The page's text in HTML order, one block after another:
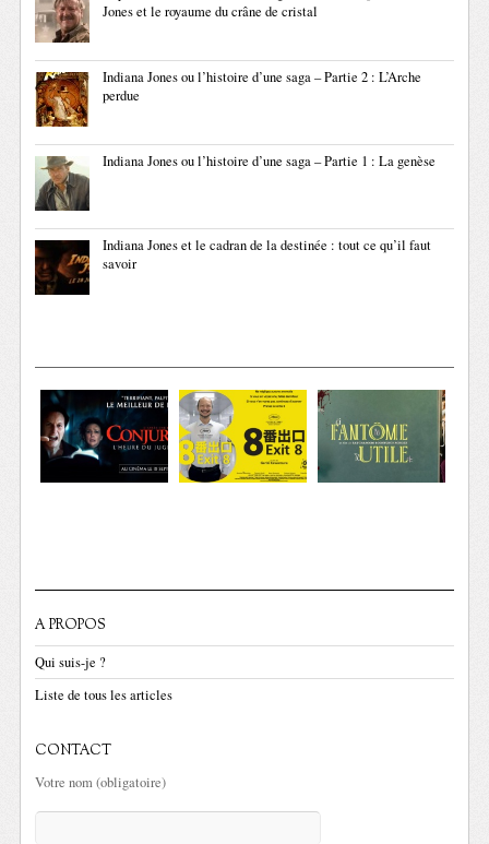
Jones et le royaume du crâne de cristal
Indiana Jones ou l’histoire d’une saga – Partie 2 : L’Arche
perdue
Indiana Jones ou l’histoire d’une saga – Partie 1 : La genèse
Indiana Jones et le cadran de la destinée : tout ce qu’il faut
savoir
A PROPOS
Qui suis-je ?
Liste de tous les articles
CONTACT
Votre nom (obligatoire)